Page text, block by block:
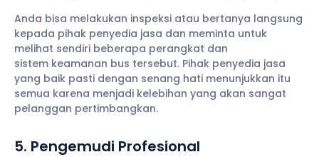
Anda bisa melakukan inspeksi atau bertanya langsung
kepada pihak penyedia jasa dan meminta untuk
melihat sendiri beberapa perangkat dan
sistem keamanan bus tersebut. Pihak penyedia jasa
yang baik pasti dengan senang hati menunjukkan itu
semua karena menjadi kelebihan yang akan sangat
pelanggan pertimbangkan.
5. Pengemudi Profesional